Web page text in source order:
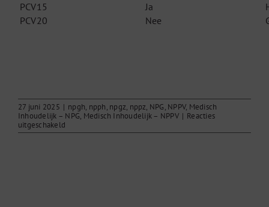
PCV15
Ja
PCV20
Nee
27 juni 2025 | npgh, npph, npgz, nppz, NPG, NPPV, Medisch
Inhoudelijk – NPG, Medisch Inhoudelijk – NPPV | Reacties
uitgeschakeld
Sikkelcelziekte